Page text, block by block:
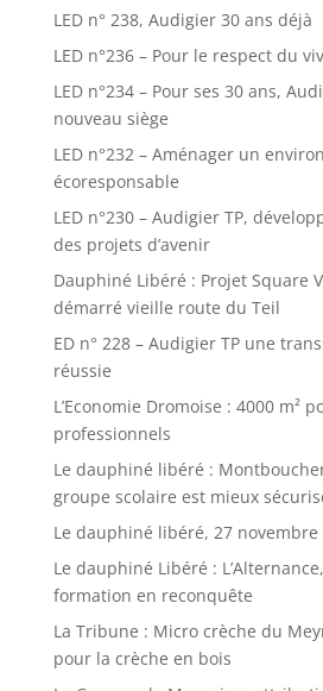
LED n° 238, Audigier 30 ans déjà
LED n°236 – Pour le respect du
LED n°234 – Pour ses 30 ans,
nouveau siège
LED n°232 – Aménager un
écoresponsable
LED n°230 – Audigier TP,
des projets d’avenir
Dauphiné Libéré : Projet Square
démarré vieille route du Teil
ED n° 228 – Audigier TP une
réussie
L’Economie Dromoise : 4000 m²
professionnels
Le dauphiné libéré :
groupe scolaire est mieux
Le dauphiné libéré, 27 novembre
Le dauphiné Libéré :
formation en reconquête
La Tribune : Micro crèche du
pour la crèche en bois